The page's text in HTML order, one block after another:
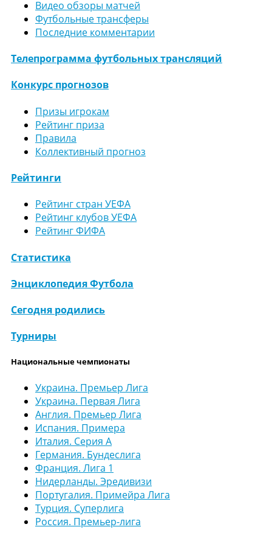
Видео обзоры матчей
Футбольные трансферы
Последние комментарии
Телепрограмма футбольных трансляций
Конкурс прогнозов
Призы игрокам
Рейтинг приза
Правила
Коллективный прогноз
Рейтинги
Рейтинг стран УЕФА
Рейтинг клубов УЕФА
Рейтинг ФИФА
Статистика
Энциклопедия Футбола
Сегодня родились
Турниры
Национальные чемпионаты
Украина. Премьер Лига
Украина. Первая Лига
Англия. Премьер Лига
Испания. Примера
Италия. Серия А
Германия. Бундеслига
Франция. Лига 1
Нидерланды. Эредивизи
Португалия. Примейра Лига
Турция. Суперлига
Россия. Премьер-лига